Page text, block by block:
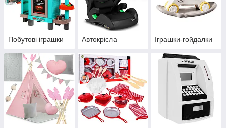
Побутові іграшки Автокрісла Іграшки-гойдалки